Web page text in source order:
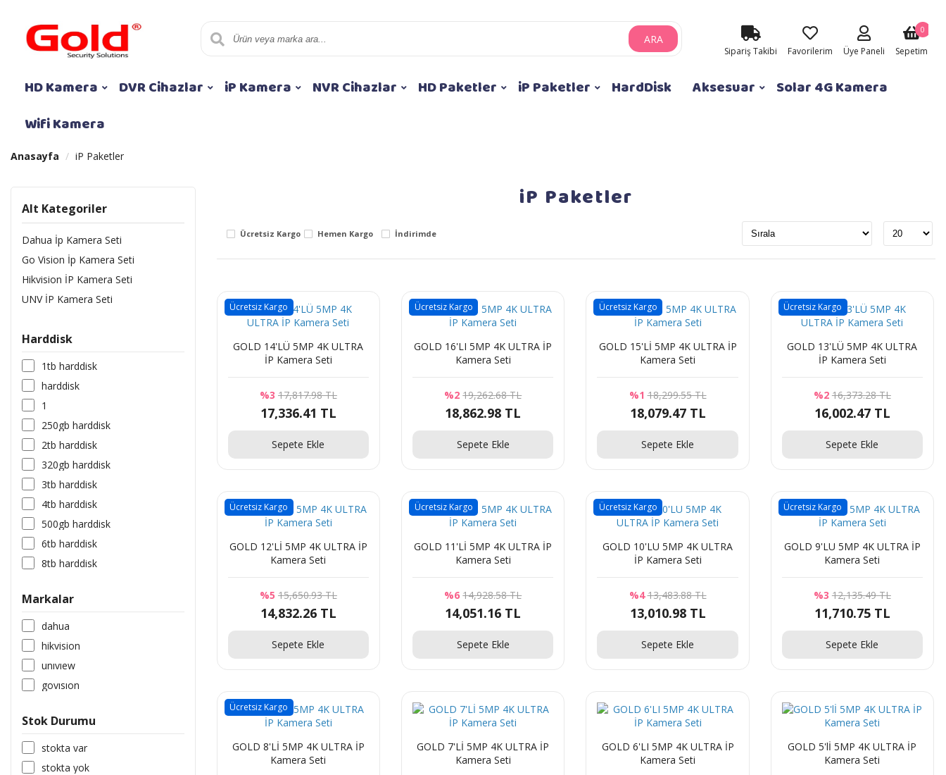
ARA
Sipariş Takibi Favorilerim Üye Paneli Sepetim
0
HD Kamera DVR Cihazlar iP Kamera NVR Cihazlar HD Paketler iP Paketler HardDisk Aksesuar
Solar 4G Kamera
Wifi Kamera
Anasayfa iP Paketler
Alt Kategoriler
Dahua İp Kamera Seti
Go Vision İp Kamera Seti
Hikvision İP Kamera Seti
UNV İP Kamera Seti
Harddisk
1tb harddi̇sk
harddisk
1
250gb harddi̇sk
2tb harddi̇sk
320gb harddi̇sk
3tb harddi̇sk
4tb harddi̇sk
500gb harddi̇sk
6tb harddi̇sk
8tb harddi̇sk
Markalar
dahua
hikvision
uniview
govısıon
Stok Durumu
stokta var
stokta yok
iP Paketler
Ücretsiz Kargo Hemen Kargo İndirimde
GOLD 14'LÜ 5MP 4K ULTRA
İP Kamera Seti
%3 17,817.98 TL
17,336.41 TL
Ücretsiz Kargo
Sepete Ekle
GOLD 16'LI 5MP 4K ULTRA İP
Kamera Seti
%2 19,262.68 TL
18,862.98 TL
Ücretsiz Kargo
Sepete Ekle
GOLD 15'Lİ 5MP 4K ULTRA İP
Kamera Seti
%1 18,299.55 TL
18,079.47 TL
Ücretsiz Kargo
Sepete Ekle
GOLD 13'LÜ 5MP 4K ULTRA
İP Kamera Seti
%2 16,373.28 TL
16,002.47 TL
Ücretsiz Kargo
Sepete Ekle
GOLD 12'Lİ 5MP 4K ULTRA İP
Kamera Seti
%5 15,650.93 TL
14,832.26 TL
Ücretsiz Kargo
Sepete Ekle
GOLD 11'Lİ 5MP 4K ULTRA İP
Kamera Seti
%6 14,928.58 TL
14,051.16 TL
Ücretsiz Kargo
Sepete Ekle
GOLD 10'LU 5MP 4K ULTRA
İP Kamera Seti
%4 13,483.88 TL
13,010.98 TL
Ücretsiz Kargo
Sepete Ekle
GOLD 9'LU 5MP 4K ULTRA İP
Kamera Seti
%3 12,135.49 TL
11,710.75 TL
Ücretsiz Kargo
Sepete Ekle
GOLD 8'Lİ 5MP 4K ULTRA İP
Kamera Seti
Ücretsiz Kargo
GOLD 7'Lİ 5MP 4K ULTRA İP
Kamera Seti
GOLD 6'LI 5MP 4K ULTRA İP
Kamera Seti
GOLD 5'lİ 5MP 4K ULTRA İP
Kamera Seti